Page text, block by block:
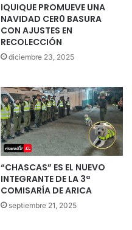
IQUIQUE PROMUEVE UNA
NAVIDAD CER0 BASURA
CON AJUSTES EN
RECOLECCIÓN
diciembre 23, 2025
“CHASCAS” ES EL NUEVO
INTEGRANTE DE LA 3ª
COMISARÍA DE ARICA
septiembre 21, 2025